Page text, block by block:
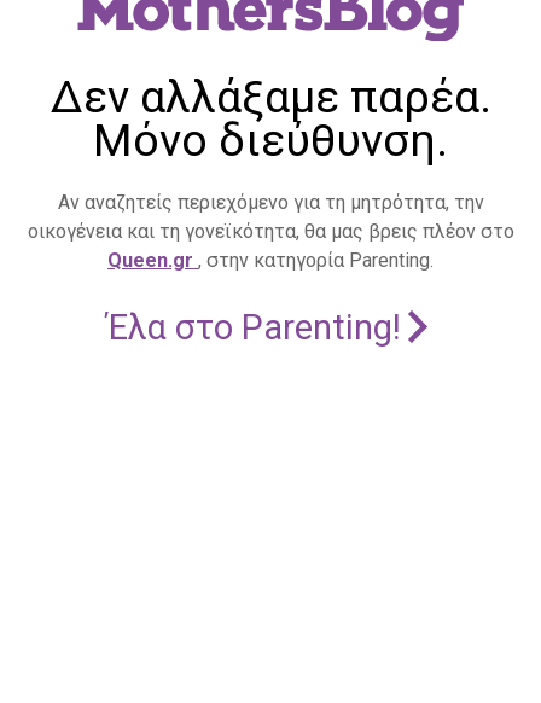
Δεν αλλάξαμε παρέα.
Μόνο διεύθυνση.
Αν αναζητείς περιεχόμενο για τη μητρότητα, την
οικογένεια και τη γονεϊκότητα, θα μας βρεις πλέον στο
Queen.gr , στην κατηγορία Parenting.
Έλα στο Parenting!